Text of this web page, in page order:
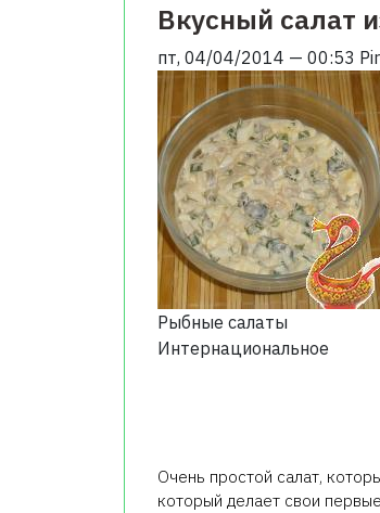
Вкусный салат
пт, 04/04/2014 — 00:53
Рыбные салаты
Интернациональное
Очень простой салат,
который делает свои